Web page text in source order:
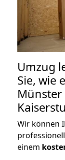
Umzug
Sie, wie
Münster
Wir können
einem